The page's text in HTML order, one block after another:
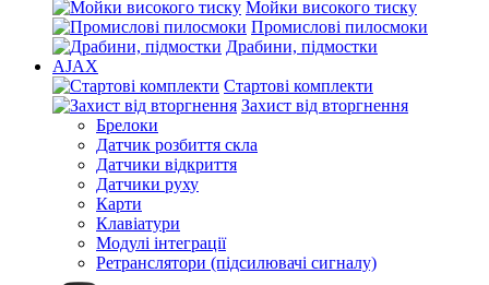
Мойки високого тиску
Промислові пилосмоки
Драбини, підмостки
AJAX
Стартові комплекти
Захист від вторгнення
Брелоки
Датчик розбиття скла
Датчики відкриття
Датчики руху
Карти
Клавіатури
Модулі інтеграції
Ретранслятори (підсилювачі сигналу)